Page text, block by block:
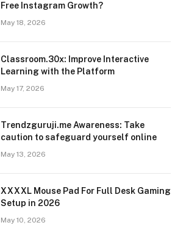
Free Instagram Growth?
May 18, 2026
Classroom.30x: Improve Interactive
Learning with the Platform
May 17, 2026
Trendzguruji.me Awareness: Take
caution to safeguard yourself online
May 13, 2026
XXXXL Mouse Pad For Full Desk Gaming
Setup in 2026
May 10, 2026